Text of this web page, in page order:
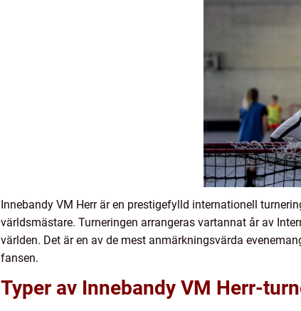
Innebandy VM Herr är en prestigefylld internationell
världsmästare. Turneringen arrangeras vartannat år av
världen. Det är en av de mest anmärkningsvärda
fansen.
Typer av Innebandy VM Herr-